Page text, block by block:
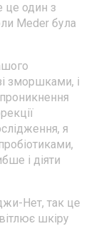
це один з
Meder була
зморшками, і
я
і діяти
Нет, так це
шкіру